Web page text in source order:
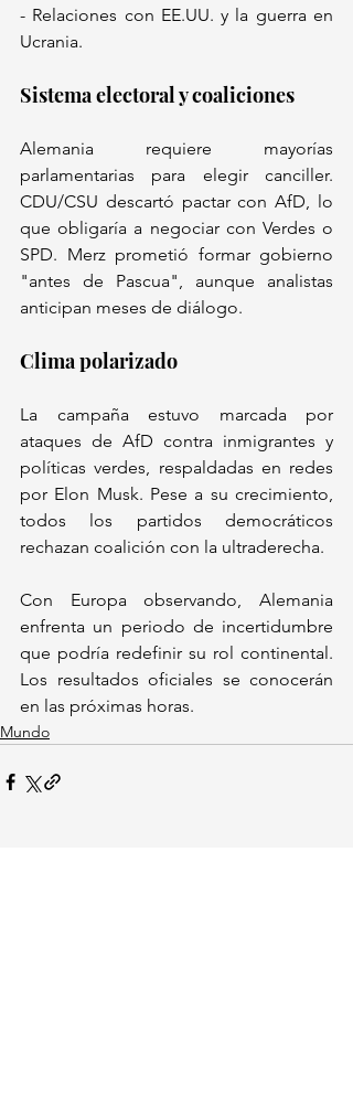
- Relaciones con EE.UU. y la guerra en
Ucrania.
Sistema electoral y coaliciones
Alemania requiere mayorías
parlamentarias para elegir canciller.
CDU/CSU descartó pactar con AfD, lo
que obligaría a negociar con Verdes o
SPD. Merz prometió formar gobierno
"antes de Pascua", aunque analistas
anticipan meses de diálogo.
Clima polarizado
La campaña estuvo marcada por
ataques de AfD contra inmigrantes y
políticas verdes, respaldadas en redes
por Elon Musk. Pese a su crecimiento,
todos los partidos democráticos
rechazan coalición con la ultraderecha.
Con Europa observando, Alemania
enfrenta un periodo de incertidumbre
que podría redefinir su rol continental.
Los resultados oficiales se conocerán
en las próximas horas.
Mundo